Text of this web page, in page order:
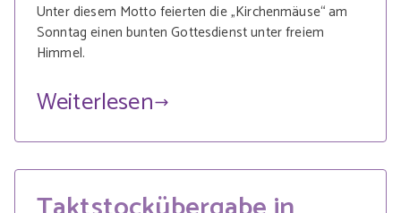
Unter diesem Motto feierten die „Kirchenmäuse“ am
Sonntag einen bunten Gottesdienst unter freiem
Himmel.
Weiterlesen